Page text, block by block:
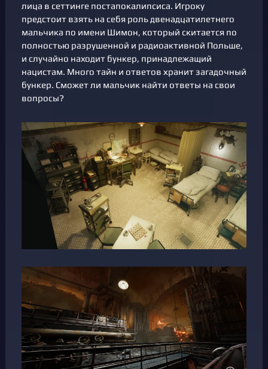
лица в сеттинге постапокалипсиса. Игроку
предстоит взять на себя роль двенадцатилетнего
мальчика по имени Шимон, который скитается по
полностью разрушенной и радиоактивной Польше,
и случайно находит бункер, принадлежащий
нацистам. Много тайн и ответов хранит загадочный
бункер. Сможет ли мальчик найти ответы на свои
вопросы?